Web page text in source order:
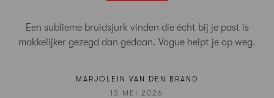
Een sublieme bruidsjurk vinden die écht bij je past is
makkelijker gezegd dan gedaan. Vogue helpt je op weg.
MARJOLEIN VAN DEN BRAND
13 MEI 2026